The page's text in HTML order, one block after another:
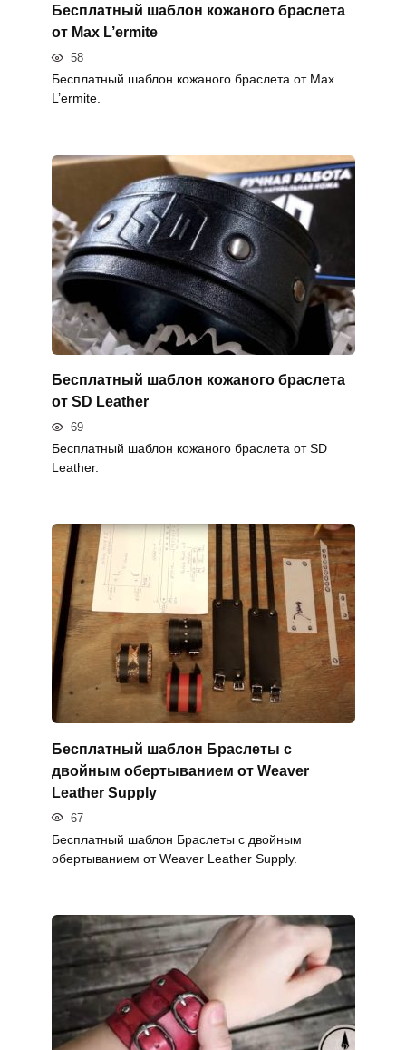
Бесплатный шаблон кожаного браслета
от Max L’ermite
58
Бесплатный шаблон кожаного браслета от Max
L’ermite.
Бесплатный шаблон кожаного браслета
от SD Leather
69
Бесплатный шаблон кожаного браслета от SD
Leather.
Бесплатный шаблон Браслеты с
двойным обертыванием от Weaver
Leather Supply
67
Бесплатный шаблон Браслеты с двойным
обертыванием от Weaver Leather Supply.